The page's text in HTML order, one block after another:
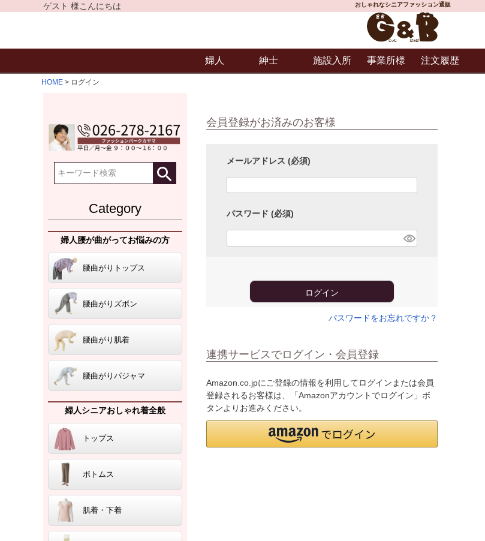
ゲスト 様こんにちは おしゃれなシニアファッション通販
婦人 紳士 施設入所 事業所様 注文履歴
HOME ログイン
Category
婦人腰が曲がってお悩みの方
腰曲がりトップス
腰曲がりズボン
腰曲がり肌着
腰曲がりパジャマ
婦人シニアおしゃれ着全般
トップス
ボトムス
肌着・下着
会員登録がお済みのお客様
メールアドレス (必須)
パスワード (必須)
ログイン
パスワードをお忘れですか？
連携サービスでログイン・会員登録
Amazon.co.jpにご登録の情報を利用してログインまたは会員
登録されるお客様は、「Amazonアカウントでログイン」ボ
タンよりお進みください。